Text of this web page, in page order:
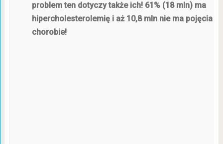
problem ten dotyczy także ich! 61% (18 mln) ma
hipercholesterolemię i aż 10,8 mln nie ma pojęcia o
chorobie!